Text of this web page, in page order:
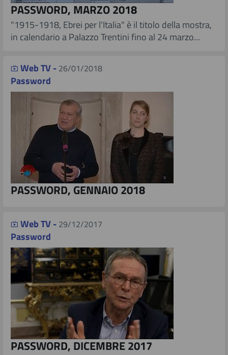
PASSWORD, MARZO 2018
​ "1915-1918, Ebrei per l'Italia" è il titolo della mostra,
in calendario a Palazzo Trentini fino al 24 marzo...
Web TV - 26/01/2018
Password
PASSWORD, GENNAIO 2018
Web TV - 29/12/2017
Password
PASSWORD, DICEMBRE 2017